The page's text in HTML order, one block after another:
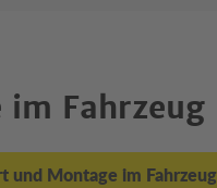
Fahrzeug
und Montage im Fahrzeug